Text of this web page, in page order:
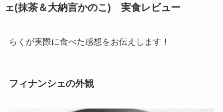
ェ(抹茶＆大納言かのこ) 実食レビュー
らくが実際に食べた感想をお伝えします！
フィナンシェの外観